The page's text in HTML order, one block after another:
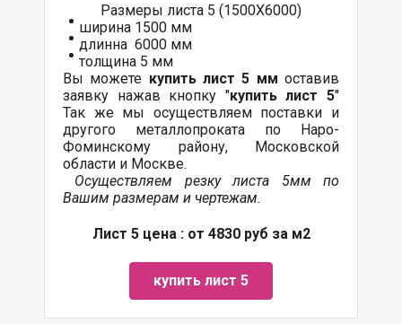
Размеры листа 5 (1500Х6000)
ширина 1500 мм
длинна 6000 мм
толщина 5 мм
Вы можете купить лист 5 мм оставив
заявку нажав кнопку "купить лист 5"
Так же мы осуществляем поставки и
другого металлопроката по Наро-
Фоминскому району, Московской
области и Москве.
Осуществляем резку листа 5мм по
Вашим размерам и чертежам.
Лист 5 цена : от 4830 руб за м2
купить лист 5